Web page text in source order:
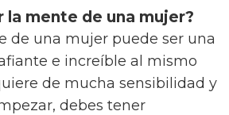
la mente de una mujer?
de una mujer puede ser una
e increíble al mismo
de mucha sensibilidad y
debes tener